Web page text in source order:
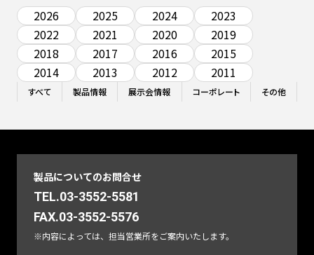
2026 2025 2024
2023
2022
2021 2020
2019
2018
2017 2016
2015
2014
2013 2012 2011
すべて 製品情報 展示会情報 コーポレート その他
製品についてのお問合せ
TEL.03-3552-5581
FAX.03-3552-5576
※内容によっては、担当営業所をご案内いたします。